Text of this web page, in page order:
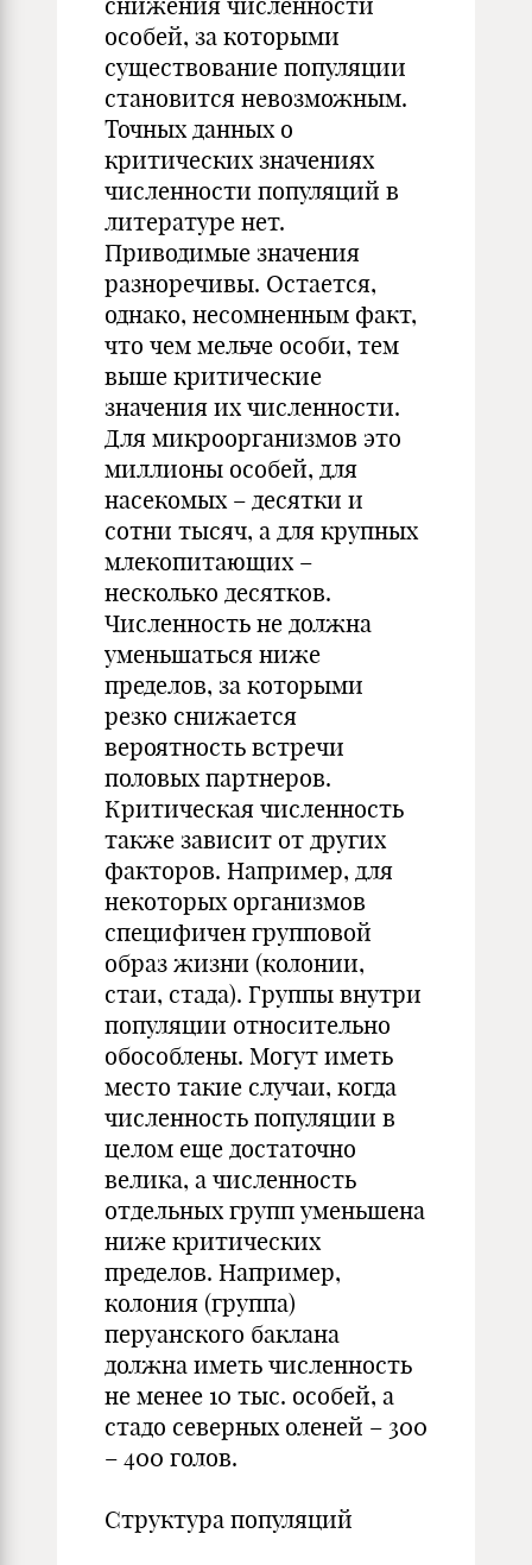
особей, за которыми
существование популяции
становится невозможным.
Точных данных о
критических значениях
численности популяций в
литературе нет.
Приводимые значения
разноречивы. Остается,
однако, несомненным факт,
что чем мельче особи, тем
выше критические
значения их численности.
Для микроорганизмов это
миллионы особей, для
насекомых – десятки и
сотни тысяч, а для крупных
млекопитающих –
несколько десятков.
Численность не должна
уменьшаться ниже
пределов, за которыми
резко снижается
вероятность встречи
половых партнеров.
Критическая численность
также зависит от других
факторов. Например, для
некоторых организмов
специфичен групповой
образ жизни (колонии,
стаи, стада). Группы внутри
популяции относительно
обособлены. Могут иметь
место такие случаи, когда
численность популяции в
целом еще достаточно
велика, а численность
отдельных групп уменьшена
ниже критических
пределов. Например,
колония (группа)
перуанского баклана
должна иметь численность
не менее 10 тыс. особей, а
стадо северных оленей – 300
– 400 голов.
Структура популяций